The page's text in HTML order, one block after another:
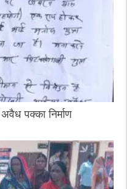
पक्का निर्माण